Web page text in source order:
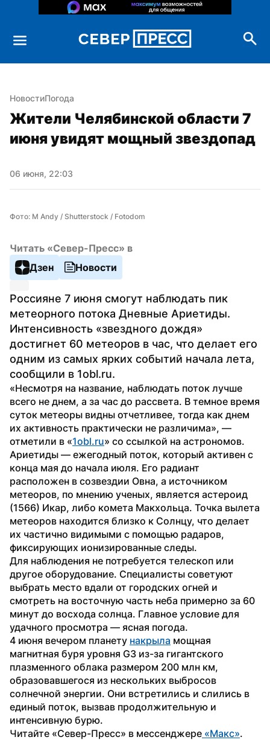
НовостиПогода
Жители Челябинской области 7
июня увидят мощный звездопад
06 июня, 22:03
Фото: M Andy / Shutterstock / Fotodom
Читать «Север-Пресс» в
Дзен
Новости
Россияне 7 июня смогут наблюдать пик
метеорного потока Дневные Ариетиды.
Интенсивность «звездного дождя»
достигнет 60 метеоров в час, что делает его
одним из самых ярких событий начала лета,
сообщили в 1obl.ru.
«Несмотря на название, наблюдать поток лучше
всего не днем, а за час до рассвета. В темное время
суток метеоры видны отчетливее, тогда как днем
их активность практически не различима», —
отметили в «1obl.ru» со ссылкой на астрономов.
Ариетиды — ежегодный поток, который активен с
конца мая до начала июля. Его радиант
расположен в созвездии Овна, а источником
метеоров, по мнению ученых, является астероид
(1566) Икар, либо комета Макхольца. Точка вылета
метеоров находится близко к Солнцу, что делает
их частично видимыми с помощью радаров,
фиксирующих ионизированные следы.
Для наблюдения не потребуется телескоп или
другое оборудование. Специалисты советуют
выбрать место вдали от городских огней и
смотреть на восточную часть неба примерно за 60
минут до восхода солнца. Главное условие для
удачного просмотра — ясная погода.
4 июня вечером планету накрыла мощная
магнитная буря уровня G3 из-за гигантского
плазменного облака размером 200 млн км,
образовавшегося из нескольких выбросов
солнечной энергии. Они встретились и слились в
единый поток, вызвав продолжительную и
интенсивную бурю.
Читайте «Север-Пресс» в мессенджере «Макс».